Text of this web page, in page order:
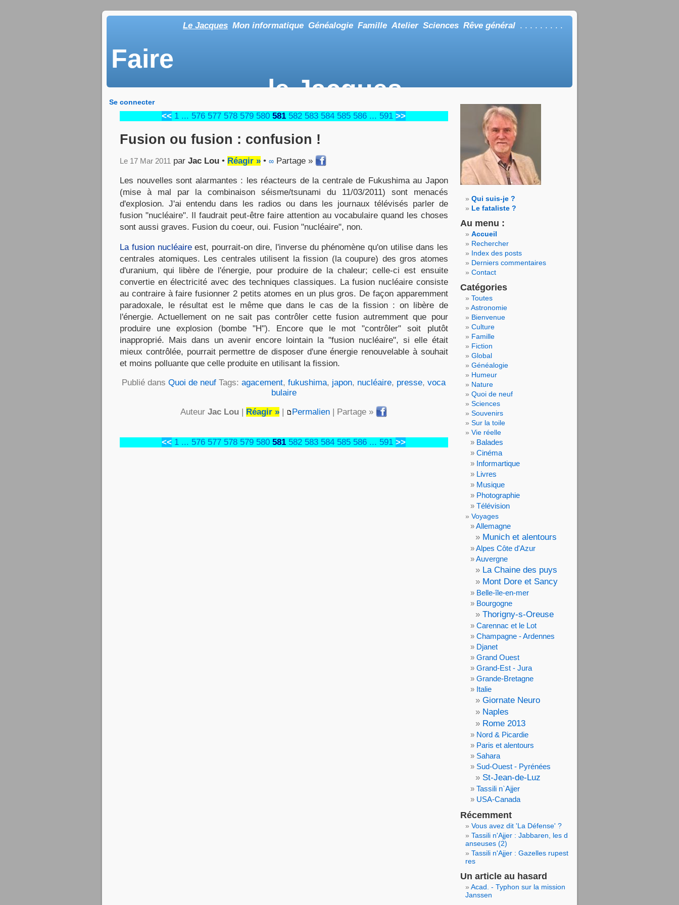
Le Jacques Mon informatique Généalogie Famille Atelier Sciences Rêve général . . . . . . . . .
Faire
le Jacques
Se connecter
<< 1 ... 576 577 578 579 580 581 582 583 584 585 586 ... 591 >>
Fusion ou fusion : confusion !
Le 17 Mar 2011 par Jac Lou • Réagir » • ∞ Partage »
Les nouvelles sont alarmantes : les réacteurs de la centrale de Fukushima au Japon
(mise à mal par la combinaison séisme/tsunami du 11/03/2011) sont menacés
d'explosion. J'ai entendu dans les radios ou dans les journaux télévisés parler de
fusion "nucléaire". Il faudrait peut-être faire attention au vocabulaire quand les choses
sont aussi graves. Fusion du coeur, oui. Fusion "nucléaire", non.
La fusion nucléaireest, pourrait-on dire, l'inverse du phénomène qu'on utilise dans les
centrales atomiques. Les centrales utilisent la fission (la coupure) des gros atomes
d'uranium, qui libère de l'énergie, pour produire de la chaleur; celle-ci est ensuite
convertie en électricité avec des techniques classiques. La fusion nucléaire consiste
au contraire à faire fusionner 2 petits atomes en un plus gros. De façon apparemment
paradoxale, le résultat est le même que dans le cas de la fission : on libère de
l'énergie. Actuellement on ne sait pas contrôler cette fusion autremment que pour
produire une explosion (bombe "H"). Encore que le mot "contrôler" soit plutôt
inapproprié. Mais dans un avenir encore lointain la "fusion nucléaire", si elle était
mieux contrôlée, pourrait permettre de disposer d'une énergie renouvelable à souhait
et moins polluante que celle produite en utilisant la fission.
Publié dansQuoi de neuf Tags:agacement,fukushima, japon, nucléaire, presse,voca
bulaire
AuteurJac Lou Réagir » Permalien | Partage »
<< 1 ... 576 577 578 579 580 581 582 583 584 585 586 ... 591 >>
Qui suis-je ?
Le fataliste ?
Au menu :
Accueil
Rechercher
Index des posts
Derniers commentaires
Contact
Catégories
Toutes
Astronomie
Bienvenue
Culture
Famille
Fiction
Global
Généalogie
Humeur
Nature
Quoi de neuf
Sciences
Souvenirs
Sur la toile
Vie réelle
Balades
Cinéma
Informartique
Livres
Musique
Photographie
Télévision
Voyages
Allemagne
Munich et alentours
Alpes Côte d'Azur
Auvergne
La Chaine des puys
Mont Dore et Sancy
Belle-île-en-mer
Bourgogne
Thorigny-s-Oreuse
Carennac et le Lot
Champagne - Ardennes
Djanet
Grand Ouest
Grand-Est - Jura
Grande-Bretagne
Italie
Giornate Neuro
Naples
Rome 2013
Nord & Picardie
Paris et alentours
Sahara
Sud-Ouest - Pyrénées
St-Jean-de-Luz
Tassili n`Ajjer
USA-Canada
Récemment
Vous avez dit 'La Défense' ?
Tassili n'Ajjer : Jabbaren, les d
anseuses (2)
Tassili n'Ajjer : Gazelles rupest
res
Un article au hasard
Acad. - Typhon sur la mission
Janssen